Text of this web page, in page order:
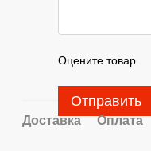
Оцените товар
Отправить
Доставка Оплата